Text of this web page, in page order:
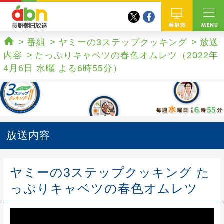
番組
twitterfacebook
ホーム
番組 ヤミーの3ステップクッキング
放送
内容
たっぷりキャベツの春色オムレツ（2022年
4月6日 水曜 よる6時55分）
放送内容
ヤミーの3ステップクッキング た
っぷりキャベツの春色オムレツ